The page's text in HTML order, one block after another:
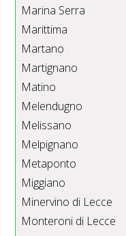
Marina Serra
Marittima
Martano
Martignano
Matino
Melendugno
Melissano
Melpignano
Metaponto
Miggiano
Minervino di Lecce
Monteroni di Lecce